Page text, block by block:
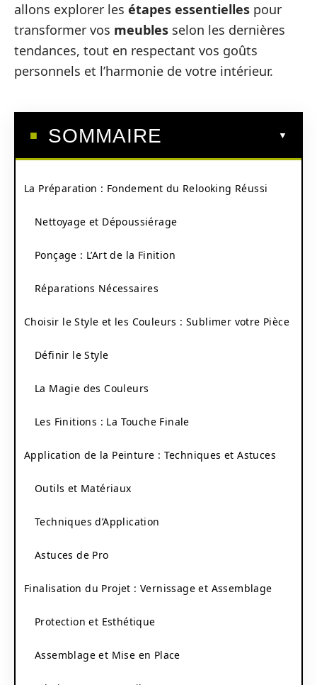
allons explorer les étapes essentielles pour
transformer vos meubles selon les dernières
tendances, tout en respectant vos goûts
personnels et l’harmonie de votre intérieur.
SOMMAIRE
La Préparation : Fondement du Relooking Réussi
Nettoyage et Dépoussiérage
Ponçage : L’Art de la Finition
Réparations Nécessaires
Choisir le Style et les Couleurs : Sublimer votre Pièce
Définir le Style
La Magie des Couleurs
Les Finitions : La Touche Finale
Application de la Peinture : Techniques et Astuces
Outils et Matériaux
Techniques d’Application
Astuces de Pro
Finalisation du Projet : Vernissage et Assemblage
Protection et Esthétique
Assemblage et Mise en Place